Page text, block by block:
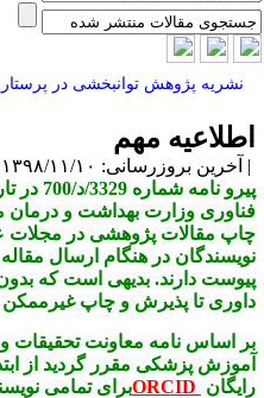
نشریه پژوهش توانبخشی در پرستاری
مهم
بروزرسانی: ۱۳۹۸/۱۱/۱۰ |
وزارت بهداشت و درمان
مقالات پژوهشی در مجلات
در هنگام ارسال مقاله "
دارند. بدیهی است که بدون
تا پذیرش و چاپ غیرممکن
اساس نامه معاونت تحقیقات و
ORCIDبرای تمامی